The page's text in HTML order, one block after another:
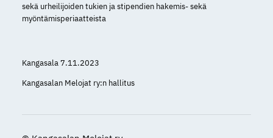
sekä urheilijoiden tukien ja stipendien hakemis- sekä
myöntämisperiaatteista
Kangasala 7.11.2023
Kangasalan Melojat ry:n hallitus